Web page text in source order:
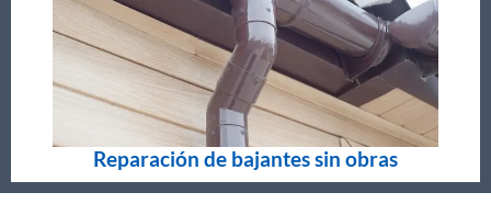
Reparación de bajantes sin obras